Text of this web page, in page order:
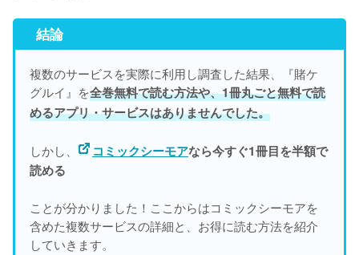
結論
複数のサービスを実際に利用し調査した結果、『賭ケ
グルイ』を全巻無料で読む方法や、1冊丸ごと無料で読
めるアプリ・サービスはありませんでした。
しかし、 コミックシーモアなら今すぐ1冊目を半額で
読める
ことが分かりました！ここからはコミックシーモアを
含めた複数サービスの詳細と、お得に読む方法を紹介
していきます。